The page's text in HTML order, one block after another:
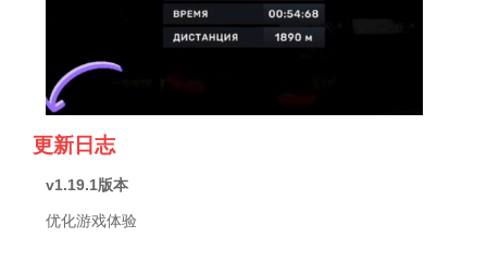
更新日志
v1.19.1版本
优化游戏体验